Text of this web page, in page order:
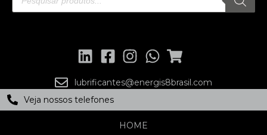
lubrificantes@energis8brasil.com
Veja nossos telefones
HOME